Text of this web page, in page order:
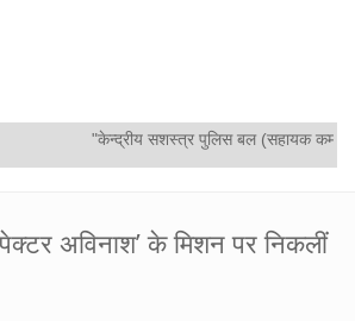
"केन्द्रीय सशस्‍त्र पुलिस बल (सहायक
अविनाश’ के मिशन पर निकलीं